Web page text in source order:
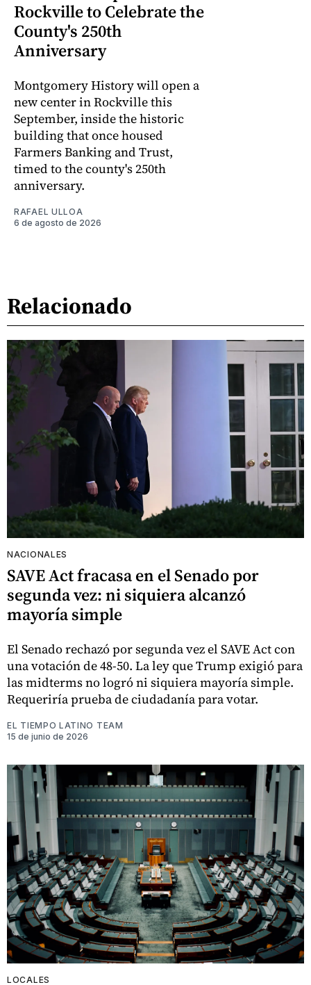
Rockville to Celebrate the
County's 250th
Anniversary
Montgomery History will open a
new center in Rockville this
September, inside the historic
building that once housed
Farmers Banking and Trust,
timed to the county's 250th
anniversary.
RAFAEL ULLOA
6 de agosto de 2026
Relacionado
NACIONALES
SAVE Act fracasa en el Senado por
segunda vez: ni siquiera alcanzó
mayoría simple
El Senado rechazó por segunda vez el SAVE Act con
una votación de 48-50. La ley que Trump exigió para
las midterms no logró ni siquiera mayoría simple.
Requeriría prueba de ciudadanía para votar.
EL TIEMPO LATINO TEAM
15 de junio de 2026
LOCALES